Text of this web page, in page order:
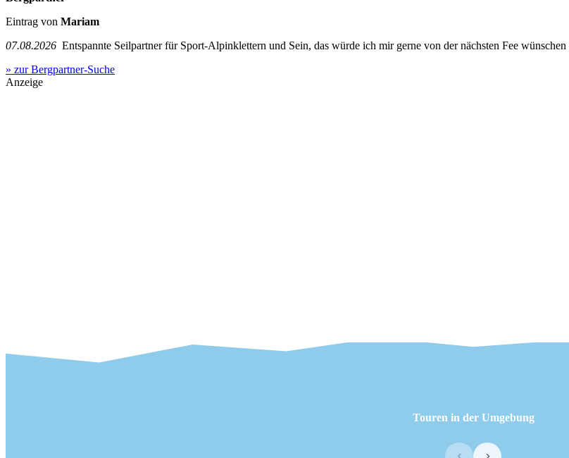
Eintrag von Mariam
07.08.2026 Entspannte Seilpartner für Sport-Alpinklettern und Sein, das würde ich mir gerne von der nächsten Fee wünschen
» zur Bergpartner-Suche
Anzeige
Touren in der Umgebung